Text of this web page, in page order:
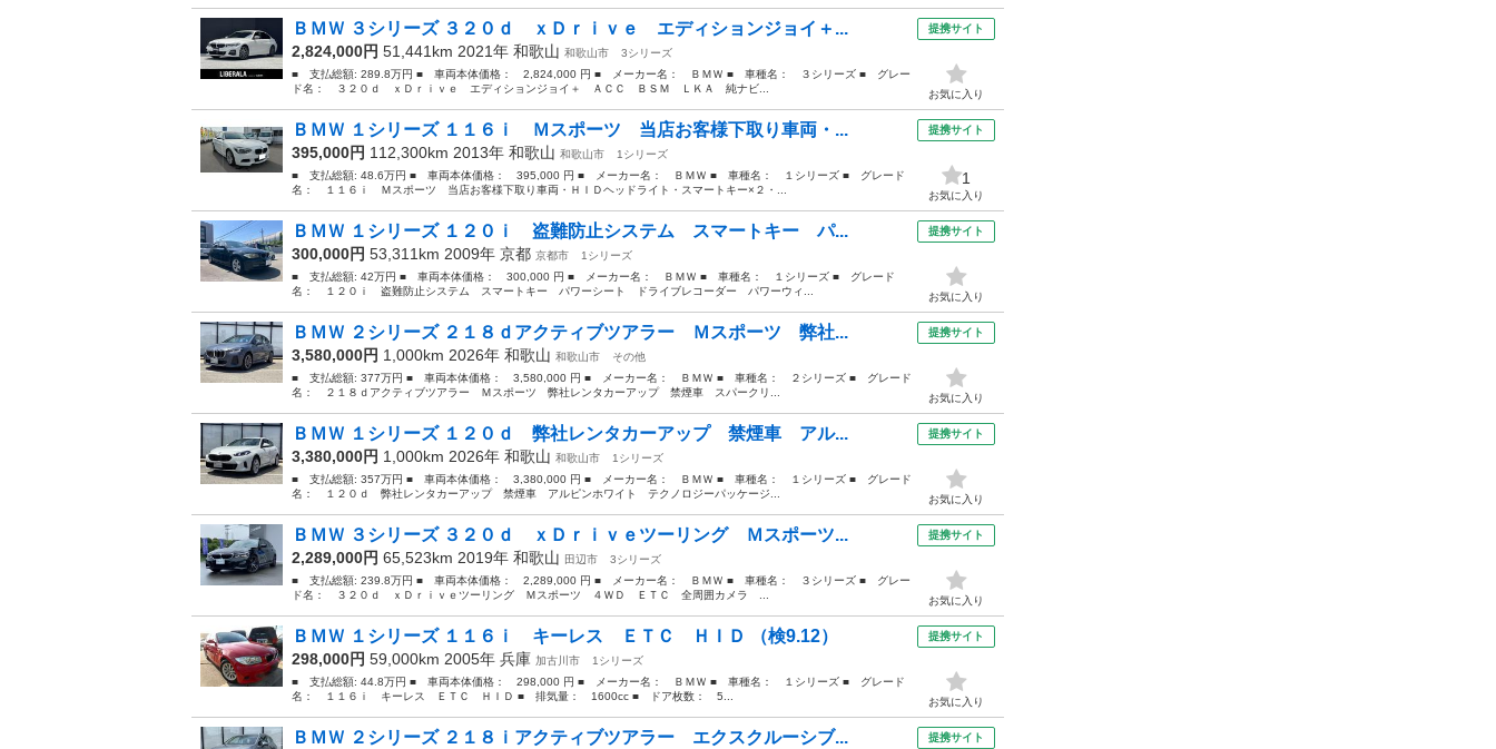
ＢＭＷ ３シリーズ ３２０ｄ ｘＤｒｉｖｅ エディションジョイ＋...
2,824,000円 51,441km 2021年 和歌山 和歌山市
3シリーズ
■ 支払総額: 289.8万円 ■ 車両本体価格： 2,824,000 円 ■ メーカー名： ＢＭＷ ■ 車種名： ３シリーズ ■ グレー
ド名： ３２０ｄ ｘＤｒｉｖｅ エディションジョイ＋ ＡＣＣ ＢＳＭ ＬＫＡ 純ナビ...
提携サイト
お気に入り
ＢＭＷ １シリーズ １１６ｉ Ｍスポーツ 当店お客様下取り車両・...
395,000円 112,300km 2013年 和歌山 和歌山市
1シリーズ
■ 支払総額: 48.6万円 ■ 車両本体価格： 395,000 円 ■ メーカー名： ＢＭＷ ■ 車種名： １シリーズ ■ グレード
名： １１６ｉ Ｍスポーツ 当店お客様下取り車両・ＨＩＤヘッドライト・スマートキー×２・...
提携サイト
1
お気に入り
ＢＭＷ １シリーズ １２０ｉ 盗難防止システム スマートキー パ...
300,000円 53,311km 2009年 京都 京都市
1シリーズ
■ 支払総額: 42万円 ■ 車両本体価格： 300,000 円 ■ メーカー名： ＢＭＷ ■ 車種名： １シリーズ ■ グレード
名： １２０ｉ 盗難防止システム スマートキー パワーシート ドライブレコーダー パワーウィ...
提携サイト
お気に入り
ＢＭＷ ２シリーズ ２１８ｄアクティブツアラー Ｍスポーツ 弊社...
3,580,000円 1,000km 2026年 和歌山 和歌山市
その他
■ 支払総額: 377万円 ■ 車両本体価格： 3,580,000 円 ■ メーカー名： ＢＭＷ ■ 車種名： ２シリーズ ■ グレード
名： ２１８ｄアクティブツアラー Ｍスポーツ 弊社レンタカーアップ 禁煙車 スパークリ...
提携サイト
お気に入り
ＢＭＷ １シリーズ １２０ｄ 弊社レンタカーアップ 禁煙車 アル...
3,380,000円 1,000km 2026年 和歌山 和歌山市
1シリーズ
■ 支払総額: 357万円 ■ 車両本体価格： 3,380,000 円 ■ メーカー名： ＢＭＷ ■ 車種名： １シリーズ ■ グレード
名： １２０ｄ 弊社レンタカーアップ 禁煙車 アルピンホワイト テクノロジーパッケージ...
提携サイト
お気に入り
ＢＭＷ ３シリーズ ３２０ｄ ｘＤｒｉｖｅツーリング Ｍスポーツ...
2,289,000円 65,523km 2019年 和歌山 田辺市
3シリーズ
■ 支払総額: 239.8万円 ■ 車両本体価格： 2,289,000 円 ■ メーカー名： ＢＭＷ ■ 車種名： ３シリーズ ■ グレー
ド名： ３２０ｄ ｘＤｒｉｖｅツーリング Ｍスポーツ ４ＷＤ ＥＴＣ 全周囲カメラ ...
提携サイト
お気に入り
ＢＭＷ １シリーズ １１６ｉ キーレス ＥＴＣ ＨＩＤ （検9.12）
298,000円 59,000km 2005年 兵庫 加古川市
1シリーズ
■ 支払総額: 44.8万円 ■ 車両本体価格： 298,000 円 ■ メーカー名： ＢＭＷ ■ 車種名： １シリーズ ■ グレード
名： １１６ｉ キーレス ＥＴＣ ＨＩＤ ■ 排気量： 1600cc ■ ドア枚数： 5...
提携サイト
お気に入り
ＢＭＷ ２シリーズ ２１８ｉアクティブツアラー エクスクルーシブ... 提携サイト